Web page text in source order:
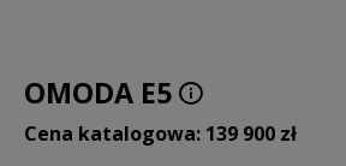
OMODA E5
Cena katalogowa: 139 900 zł